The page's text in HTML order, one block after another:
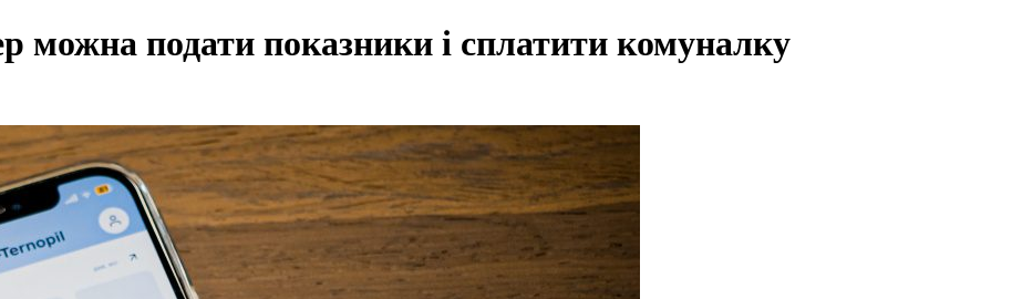
можна подати показники і сплатити комуналку